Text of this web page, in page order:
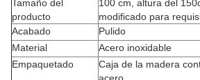
Tamaño del
producto
100 cm, altura del
modificado para
Acabado
Pulido
Material
Acero inoxidable
Empaquetado
Caja de la madera